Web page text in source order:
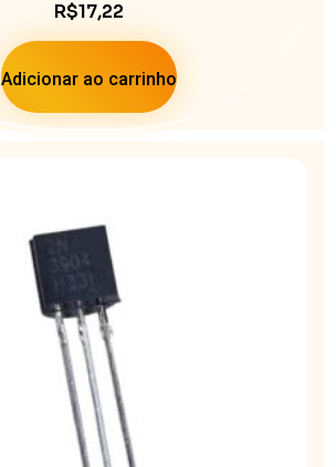
R$17,22
Adicionar ao carrinho